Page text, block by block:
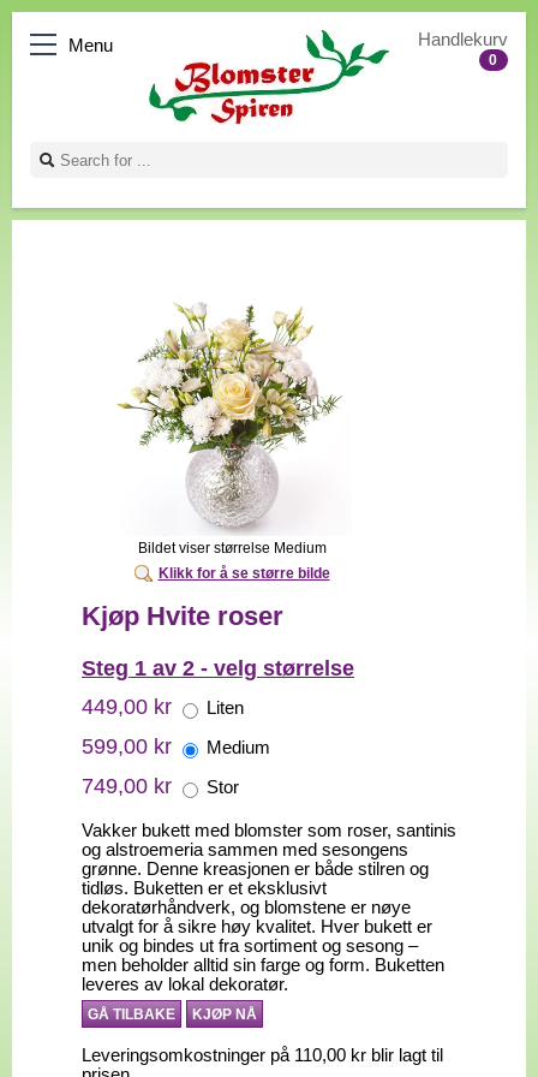
Menu Handlekurv
0
Bildet viser størrelse Medium
Klikk for å se større bilde
Kjøp Hvite roser
Steg 1 av 2 - velg størrelse
449,00 kr
Liten
599,00 kr Medium
749,00 kr Stor
Vakker bukett med blomster som roser, santinis
og alstroemeria sammen med sesongens
grønne. Denne kreasjonen er både stilren og
tidløs. Buketten er et eksklusivt
dekoratørhåndverk, og blomstene er nøye
utvalgt for å sikre høy kvalitet. Hver bukett er
unik og bindes ut fra sortiment og sesong –
men beholder alltid sin farge og form. Buketten
leveres av lokal dekoratør.
GÅ TILBAKE KJØP NÅ
Leveringsomkostninger på 110,00 kr blir lagt til